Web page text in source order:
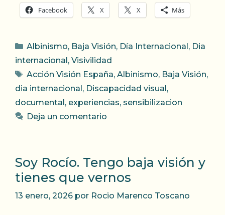
Facebook X X Más
Categorías
Albinismo, Baja Visión, Día Internacional , Dia
internacional , Visivilidad
Etiquetas
Acción Visión España, Albinismo, Baja Visión,
dia internacional , Discapacidad visual ,
documental , experiencias, sensibilizacion
Deja un comentario
Soy Rocío. Tengo baja visión y
tienes que vernos
13 enero, 2026 por Rocio Marenco Toscano